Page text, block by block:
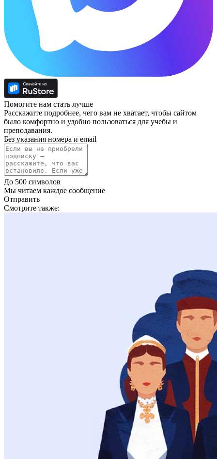
Помогите нам стать лучше
Расскажите подробнее, чего вам не хватает, чтобы сайтом
было комфортно и удобно пользоваться для учебы и
преподавания.
Без указания номера и email
До 500 символов
Мы читаем каждое сообщение
Отправить
Смотрите также: